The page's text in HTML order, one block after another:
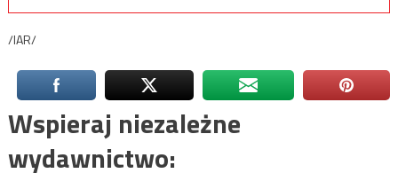
/IAR/
Wspieraj niezależne
wydawnictwo: